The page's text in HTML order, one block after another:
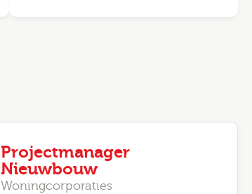
Projectmanager
Nieuwbouw
Woningcorporaties